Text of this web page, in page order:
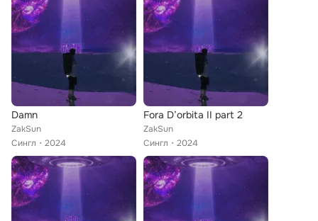
Damn
ZakSun
Сингл
2024
Fora D’orbita II part 2
ZakSun
Сингл
2024